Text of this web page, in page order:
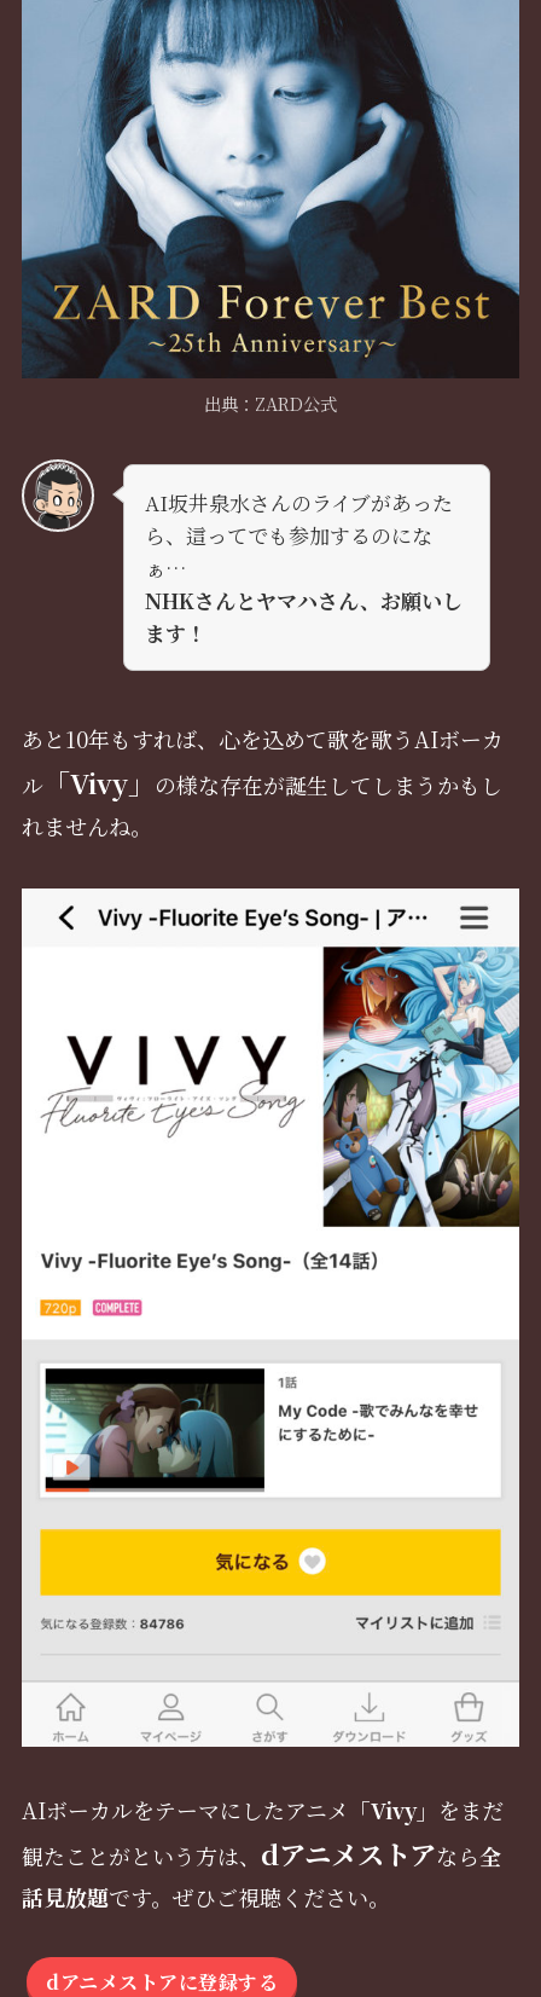
出典：ZARD公式
AI坂井泉水さんのライブがあった
ら、這ってでも参加するのにな
ぁ…
NHKさんとヤマハさん、お願いし
ます！
あと10年もすれば、心を込めて歌を歌うAIボーカ
ル「Vivy」
の様な存在が誕生してしまうかもし
れませんね。
AIボーカルをテーマにしたアニメ 「Vivy」 をまだ
観たことがという方は、 dアニメストアなら全
話見放題です。ぜひご視聴ください。
dアニメストアに登録する